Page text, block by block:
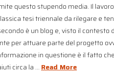
questo stupendo media. Il
tesi triennale da rilegare e
è un blog e, visto il contesto
per attuare parte del progetto
in questione è il fatto
circa la … Read More